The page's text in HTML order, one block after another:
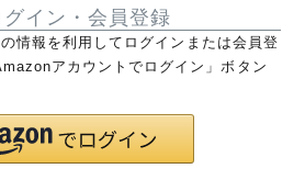
イン・会員登録
情報を利用してログインまたは会員登
アカウントでログイン」ボタン